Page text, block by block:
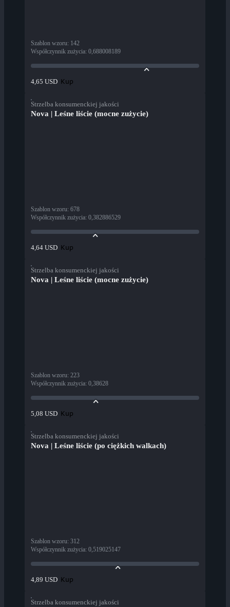
Szablon wzoru: 142
Współczynnik zużycia: 0,688008189
4,65 USD Kup
Strzelba konsumenckiej jakości
Nova | Leśne liście (mocne zużycie)
Szablon wzoru: 678
Współczynnik zużycia: 0,382886529
4,64 USD Kup
Strzelba konsumenckiej jakości
Nova | Leśne liście (mocne zużycie)
Szablon wzoru: 223
Współczynnik zużycia: 0,38628
5,08 USD Kup
Strzelba konsumenckiej jakości
Nova | Leśne liście (po ciężkich walkach)
Szablon wzoru: 312
Współczynnik zużycia: 0,519025147
4,89 USD Kup
Strzelba konsumenckiej jakości